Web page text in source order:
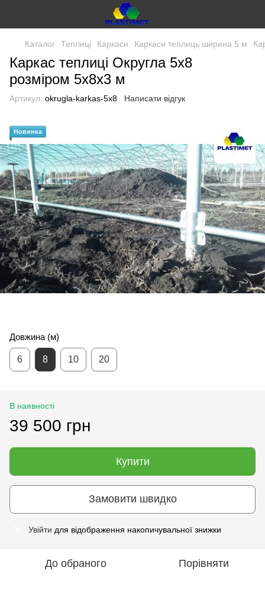
Каталог Теплиці Каркаси Каркаси теплиць ширина 5 м
Каркас теплиці Округла 5x8
розміром 5х8х3 м
Артикул: okrugla-karkas-5x8 Написати відгук
Новинка
Довжина (м)
6 8 10 20
В наявності
39 500 грн
Купити
Замовити швидко
Увійти для відображення накопичувальної знижки
До обраного Порівняти